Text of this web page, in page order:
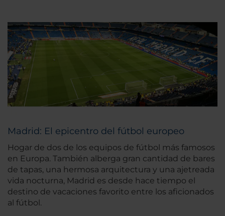
Madrid: El epicentro del fútbol europeo
Hogar de dos de los equipos de fútbol más famosos
en Europa. También alberga gran cantidad de bares
de tapas, una hermosa arquitectura y una ajetreada
vida nocturna, Madrid es desde hace tiempo el
destino de vacaciones favorito entre los aficionados
al fútbol.